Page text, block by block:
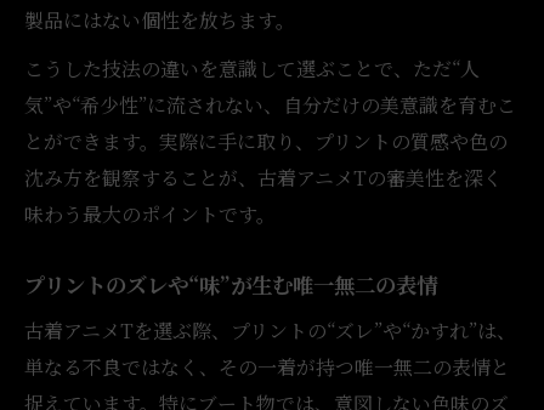
製品にはない個性を放ちます。
こうした技法の違いを意識して選ぶことで、ただ“人
気”や“希少性”に流されない、自分だけの美意識を育むこ
とができます。実際に手に取り、プリントの質感や色の
沈み方を観察することが、古着アニメTの審美性を深く
味わう最大のポイントです。
プリントのズレや“味”が生む唯一無二の表情
古着アニメTを選ぶ際、プリントの“ズレ”や“かすれ”は、
単なる不良ではなく、その一着が持つ唯一無二の表情と
捉えています。特にブート物では、意図しない色味のズ